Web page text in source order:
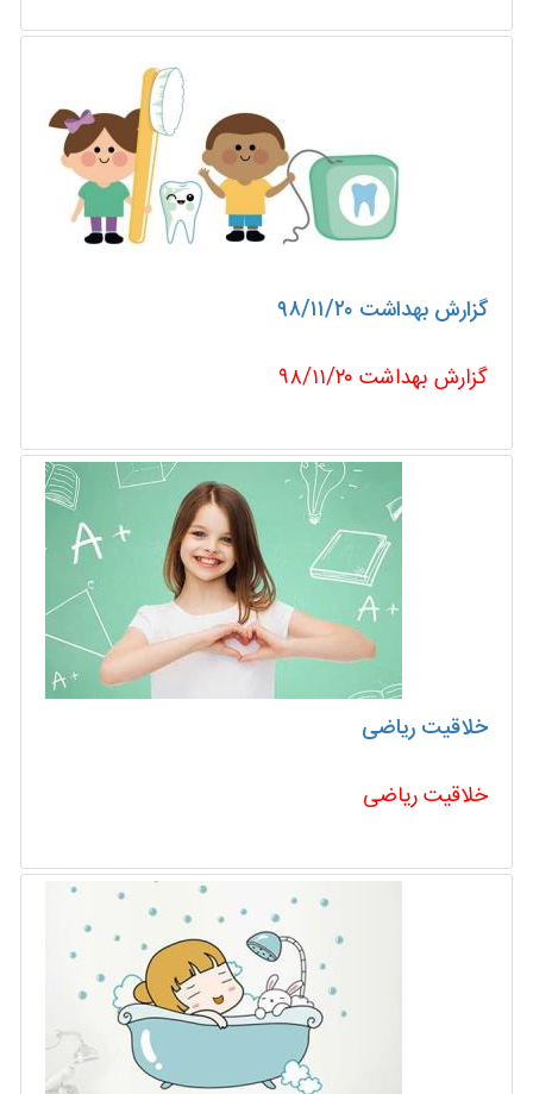
گزارش بهداشت ۹۸/۱۱/۲۰
گزارش بهداشت ۹۸/۱۱/۲۰
خلاقیت ریاضی
خلاقیت ریاضی